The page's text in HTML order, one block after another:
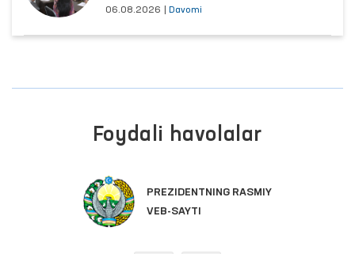
06.08.2026 Davomi
Foydali havolalar
RASMIY